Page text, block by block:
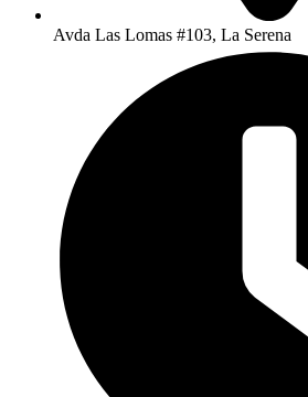
Avda Las Lomas #103, La Serena